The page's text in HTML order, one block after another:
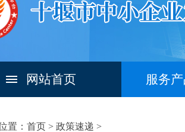
网站首页 服务
置：首页 > 政策速递 >